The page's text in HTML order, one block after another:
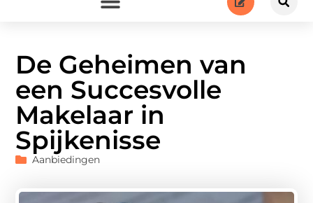
De Geheimen van
een Succesvolle
Makelaar in
Spijkenisse
Aanbiedingen